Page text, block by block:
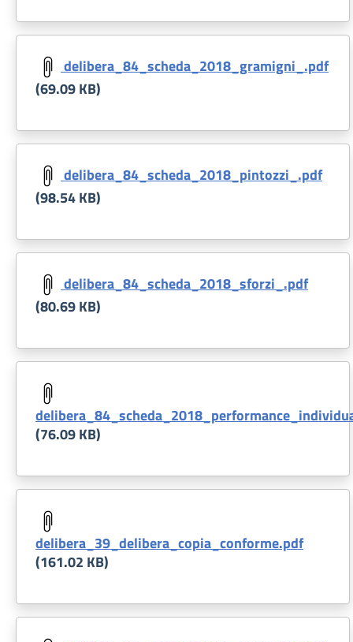
Document
delibera_84_scheda_2018_gramigni_.pdf
(69.09 KB)
Document
delibera_84_scheda_2018_pintozzi_.pdf
(98.54 KB)
Document
delibera_84_scheda_2018_sforzi_.pdf
(80.69 KB)
Document
(76.09 KB)
Document
delibera_39_delibera_copia_conforme.pdf
(161.02 KB)
Document